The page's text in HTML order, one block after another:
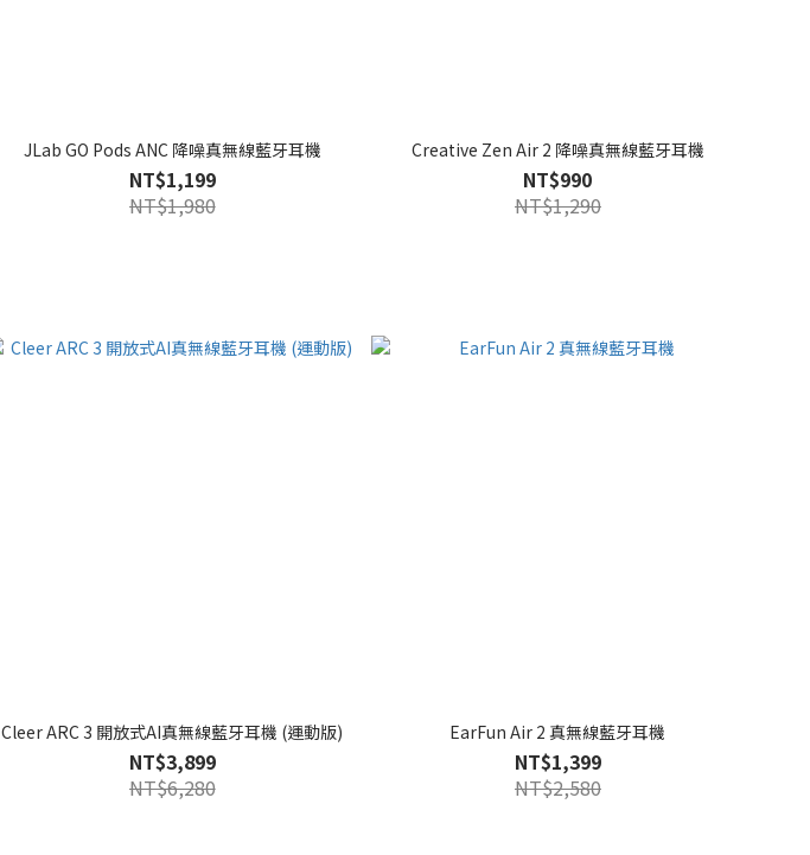
JLab GO Pods ANC 降噪真無線藍牙耳機
NT$1,199
NT$1,980
Creative Zen Air 2 降噪真無線藍牙耳機
NT$990
NT$1,290
Cleer ARC 3 開放式AI真無線藍牙耳機 (運動版)
NT$3,899
NT$6,280
EarFun Air 2 真無線藍牙耳機
NT$1,399
NT$2,580